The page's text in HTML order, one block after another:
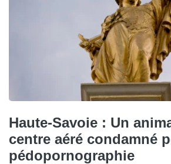
Haute-Savoie : Un
centre aéré condamné
pédopornographie